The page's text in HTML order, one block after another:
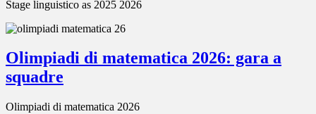
Stage linguistico as 2025 2026
Olimpiadi di matematica 2026: gara a
squadre
Olimpiadi di matematica 2026